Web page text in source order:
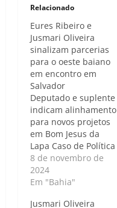
Relacionado
Eures Ribeiro e
Jusmari Oliveira
sinalizam parcerias
para o oeste baiano
em encontro em
Salvador
Deputado e suplente
indicam alinhamento
para novos projetos
em Bom Jesus da
Lapa Caso de Política
| Luís Carlos Nunes -
O deputado estadual
e prefeito eleito de
8 de novembro de
2024
Em "Bahia"
Jusmari Oliveira